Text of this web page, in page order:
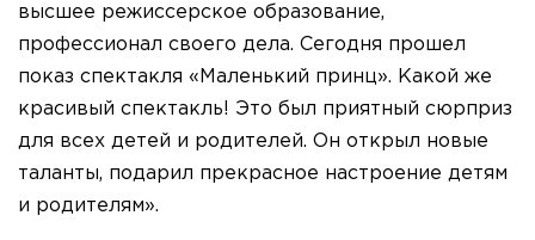
высшее режиссерское образование,
профессионал своего дела. Сегодня прошел
показ спектакля «Маленький принц». Какой же
красивый спектакль! Это был приятный сюрприз
для всех детей и родителей. Он открыл новые
таланты, подарил прекрасное настроение детям
и родителям».